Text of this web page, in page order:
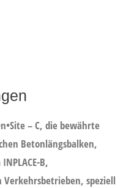
– C, die bewährte
Betonlängsbalken,
B,
speziell